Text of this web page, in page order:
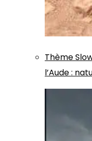
Thème
l’Aude :